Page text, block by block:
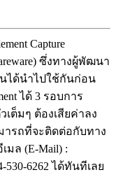
Capture
ซึ่งทางผู้พัฒนา
นได้นำไปใช้กันก่อน
ได้ 3 รอบการ
ต็มๆ ต้องเสียค่าลง
ารถที่จะติดต่อกับทาง
ล (E-Mail) :
530-6262 ได้ทันทีเลย